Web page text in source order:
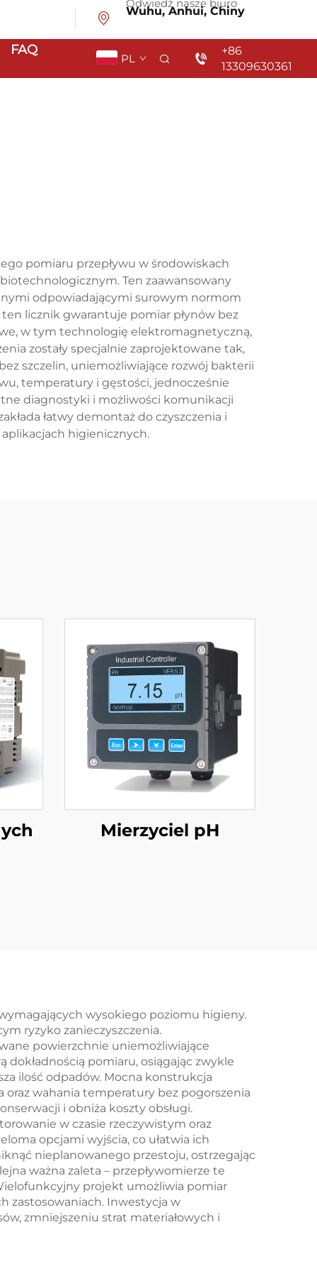
Odwiedź nasze biuro
Wuhu, Anhui, Chiny
FAQ
PL
+86
13309630361
pomiaru przepływu w środowiskach
Ten zaawansowany
odpowiadającymi surowym normom
licznik gwarantuje pomiar płynów bez
w tym technologię elektromagnetyczną,
zostały specjalnie zaprojektowane tak,
szczelin, uniemożliwiające rozwój bakterii
temperatury i gęstości, jednocześnie
diagnostyki i możliwości komunikacji
łatwy demontaż do czyszczenia i
higienicznych.
Mierzyciel pH
wysokiego poziomu higieny.
ryzyko zanieczyszczenia.
powierzchnie uniemożliwiające
dokładnością pomiaru, osiągając zwykle
ilość odpadów. Mocna konstrukcja
oraz wahania temperatury bez pogorszenia
i obniża koszty obsługi.
w czasie rzeczywistym oraz
opcjami wyjścia, co ułatwia ich
nieplanowanego przestoju, ostrzegając
ważna zaleta – przepływomierze te
projekt umożliwia pomiar
zastosowaniach. Inwestycja w
zmniejszeniu strat materiałowych i